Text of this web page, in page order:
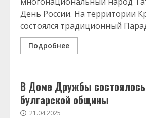
День России. На территории
состоялся традиционный
Подробнее
В Доме Дружбы состоялось
булгарской общины
21.04.2025